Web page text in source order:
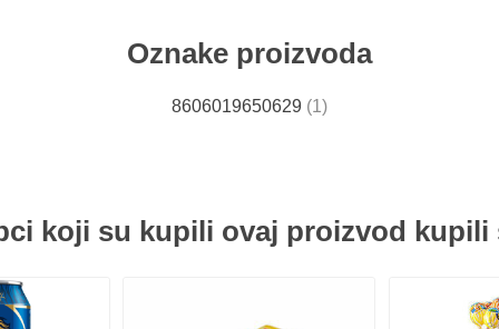
Oznake proizvoda
8606019650629 (1)
koji su kupili ovaj proizvod kupili